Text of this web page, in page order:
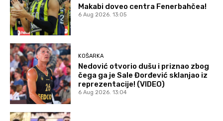
Makabi doveo centra Fenerbahčea!
6 Aug 2026. 13:05
KOŠARKA
Nedović otvorio dušu i priznao zbog
čega ga je Sale Đorđević sklanjao iz
reprezentacije! (VIDEO)
6 Aug 2026. 13:04